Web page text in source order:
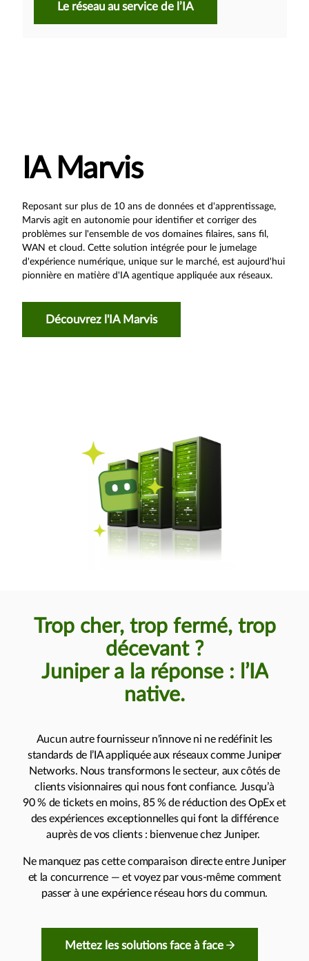
Le réseau au service de l’IA
IA Marvis
Reposant sur plus de 10 ans de données et d'apprentissage,
Marvis agit en autonomie pour identifier et corriger des
problèmes sur l'ensemble de vos domaines filaires, sans fil,
WAN et cloud. Cette solution intégrée pour le jumelage
d'expérience numérique, unique sur le marché, est aujourd'hui
pionnière en matière d'IA agentique appliquée aux réseaux.
Découvrez l'IA Marvis
Trop cher, trop fermé, trop
décevant ?
Juniper a la réponse : l’IA
native.
Aucun autre fournisseur n'innove ni ne redéfinit les
standards de l’IA appliquée aux réseaux comme Juniper
Networks. Nous transformons le secteur, aux côtés de
clients visionnaires qui nous font confiance. Jusqu’à
90 % de tickets en moins, 85 % de réduction des OpEx et
des expériences exceptionnelles qui font la différence
auprès de vos clients : bienvenue chez Juniper.
Ne manquez pas cette comparaison directe entre Juniper
et la concurrence — et voyez par vous-même comment
passer à une expérience réseau hors du commun.
Mettez les solutions face à face